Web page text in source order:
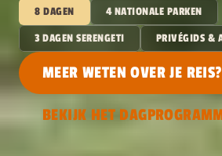
8 DAGEN
4 NATIONALE PARKEN
3 DAGEN SERENGETI
PRIVÉGIDS &
MEER WETEN OVER JE REIS?
BEKIJK HET